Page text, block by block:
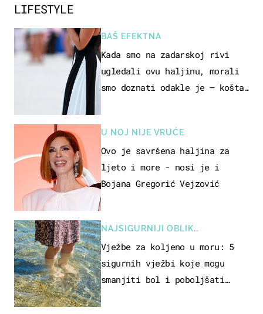
LIFESTYLE
BAŠ EFEKTNA
Kada smo na zadarskoj rivi
ugledali ovu haljinu, morali
smo doznati odakle je – košta
U NOJ NIJE VRUĆE
Ovo je savršena haljina za
ljeto i more - nosi je i
Bojana Gregorić Vejzović
NAJSIGURNIJI OBLIK
REKREACIJE
Vježbe za koljeno u moru: 5
sigurnih vježbi koje mogu
smanjiti bol i poboljšati